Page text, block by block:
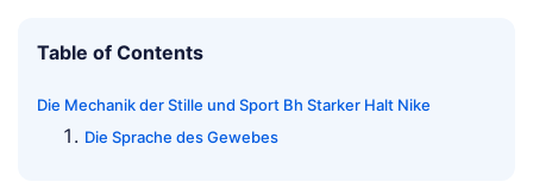
Table of Contents
Die Mechanik der Stille und Sport Bh Starker Halt Nike
Die Sprache des Gewebes